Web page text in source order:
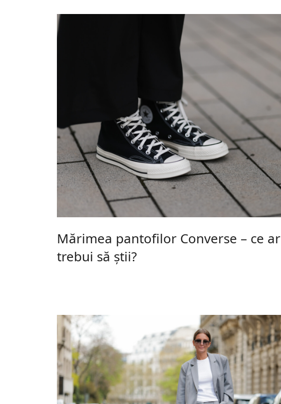
Mărimea pantofilor Converse – ce ar
trebui să știi?